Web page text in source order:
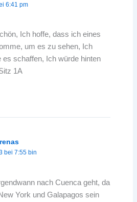
6:41 pm
Ich hoffe, dass ich eines
um es zu sehen, Ich
es schaffen, Ich würde hinten
1A
bei 7:55 bin
nach Cuenca geht, da
York und Galapagos sein